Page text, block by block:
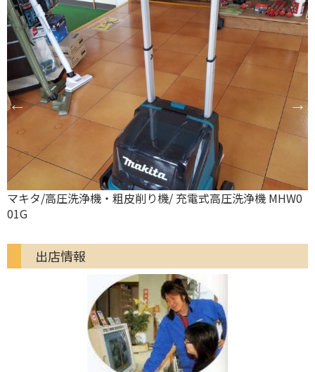
マキタ/高圧洗浄機・粗皮削り機/ 充電式高圧洗浄機 MHW0
01G
出店情報